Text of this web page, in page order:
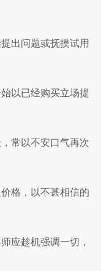
出问题或抚摸试用
以已经购买立场提
常以不安口气再次
格，以不甚相信的
应趁机强调一切，